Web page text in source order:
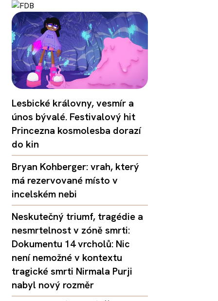
Lesbické královny, vesmír a
únos bývalé. Festivalový hit
Princezna kosmolesba dorazí
do kin
Bryan Kohberger: vrah, který
má rezervované místo v
incelském nebi
Neskutečný triumf, tragédie a
nesmrtelnost v zóně smrti:
Dokumentu 14 vrcholů: Nic
není nemožné v kontextu
tragické smrti Nirmala Purji
nabyl nový rozměr